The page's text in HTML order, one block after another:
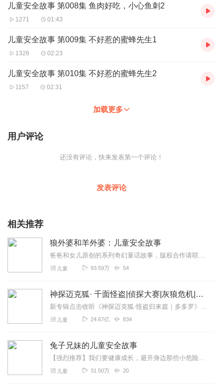
儿童安全故事 第008集 鱼肉好吃，小心鱼刺2
1271 01:43
儿童安全故事 第009集 不好惹的蜜蜂先生1
1326 02:23
儿童安全故事 第010集 不好惹的蜜蜂先生2
1157 02:31
加载更多
用户评论
还没有评论，快来发表第一个评论！
发表评论
相关推荐
狼外婆和羊外婆：儿童安全故事
爸爸和女儿原创的系列奇幻童话故事，版权合作请联系1712528251、戳此收听>>狼外婆和羊外婆：玩具大作战2、戳此收听>>狼外婆和羊外婆：唐诗大作战3、戳此收...
儿童 93.59万 54
神探迈克狐· 千面怪盗|侦探大赛|灰狼危机|多多罗
新专辑点击收听《神探迈克狐·怪盗归来篇｜多多罗》！！！>>>点击进入主播橱窗购买《神探迈克狐》系列图书吧!<<<多多罗故事【点击前往】收听多多罗其他好玩有趣的故...
儿童 24.67亿 834
兔子兄妹的儿童安全故事
【强烈推荐】我们要健康成长，避开身边那些小危险哦！【内容简介】以小兔子一家的日常生活故事为基础，将幼儿安全...
儿童 31.50万 20